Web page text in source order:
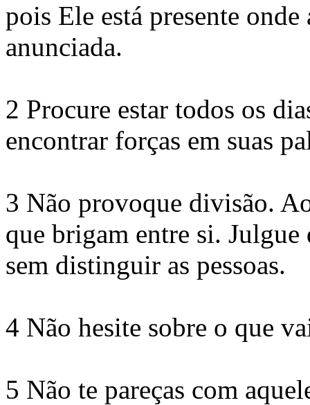
pois Ele está presente
anunciada.
2 Procure estar todos os
encontrar forças em suas
3 Não provoque divisão.
que brigam entre si.
sem distinguir as pessoas.
4 Não hesite sobre o que
5 Não te pareças com